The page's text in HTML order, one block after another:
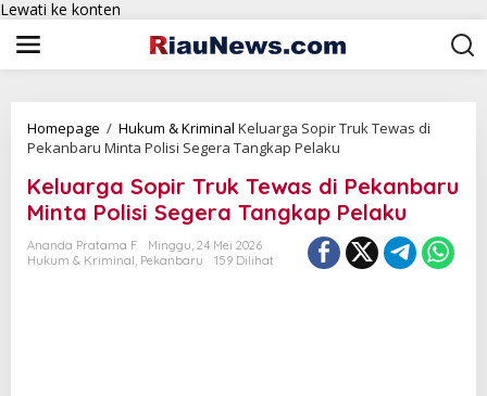
Lewati ke konten
Homepage / Hukum & Kriminal Keluarga Sopir Truk Tewas di
Pekanbaru Minta Polisi Segera Tangkap Pelaku
Keluarga Sopir Truk Tewas di Pekanbaru
Minta Polisi Segera Tangkap Pelaku
Ananda Pratama F
Minggu, 24 Mei 2026
Hukum & Kriminal, Pekanbaru 159 Dilihat